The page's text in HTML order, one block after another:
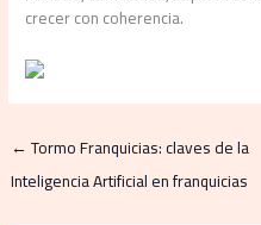
crecer con coherencia.
←Tormo Franquicias: claves de la
Inteligencia Artificial en franquicias